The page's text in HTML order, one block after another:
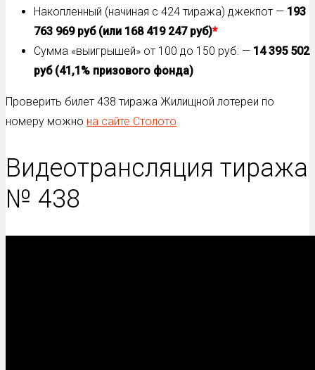
Накопленный (начиная с 424 тиража) джекпот — 193
763 969 руб (или 168 419 247 руб)*
Сумма «выигрышей» от 100 до 150 руб: — 14 395 502
руб (41,1% призового фонда)
Проверить билет 438 тиража Жилищной лотереи по
номеру можно на сайте Столото
Видеотрансляция тиража
№ 438